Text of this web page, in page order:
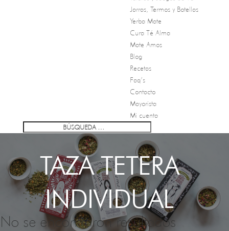
Jarras, Termos y Botellas
Yerba Mate
Cura Té Alma
Mate Amos
Blog
Recetas
Faq’s
Contacto
Mayorista
Mi cuenta
TAZA TETERA
INDIVIDUAL
No se encontraron resultados